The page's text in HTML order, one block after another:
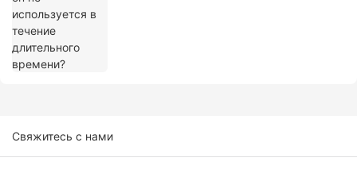
Свяжитесь с нами